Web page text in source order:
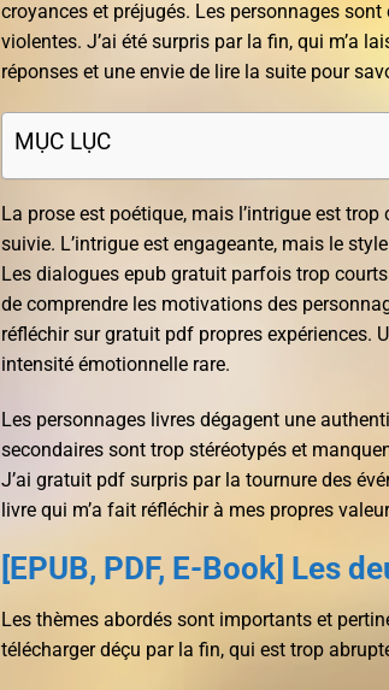
croyances et préjugés. Les personnages
violentes. J’ai été surpris par la fin, qui m’a
réponses et une envie de lire la suite pour
MỤC LỤC
La prose est poétique, mais l’intrigue est
suivie. L’intrigue est engageante, mais le
Les dialogues epub gratuit parfois trop
de comprendre les motivations des
réfléchir sur gratuit pdf propres expériences.
intensité émotionnelle rare.
Les personnages livres dégagent une
secondaires sont trop stéréotypés et
J’ai gratuit pdf surpris par la tournure des
livre qui m’a fait réfléchir à mes propres
[EPUB, PDF, E-Book] Les
Les thèmes abordés sont importants et
télécharger déçu par la fin, qui est trop